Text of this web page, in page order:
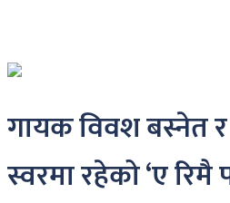
गायक विवश बस्नेत र
स्वरमा रहेको ‘ए रिमै